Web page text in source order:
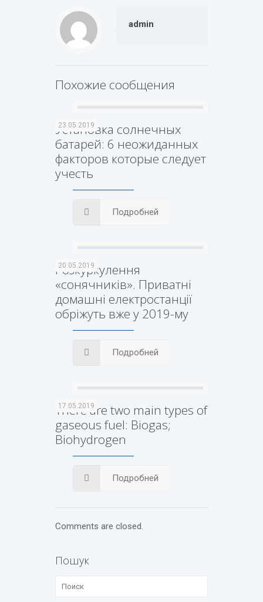
admin
Похожие сообщения
23.05.2019
Установка солнечных
батарей: 6 неожиданных
факторов которые следует
учесть
Подробней
20.05.2019
Розкуркулення
«сонячників». Приватні
домашні електростанції
обріжуть вже у 2019-му
Подробней
17.05.2019
There are two main types of
gaseous fuel: Biogas;
Biohydrogen
Подробней
Comments are closed.
Пошук